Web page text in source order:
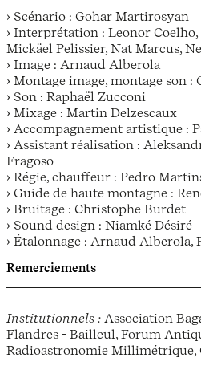
› Scénario : Gohar Martirosyan
› Interprétation : Leonor
Mickäel Pelissier, Nat Marcus,
› Image : Arnaud Alberola
› Montage image, montage son :
› Son : Raphaël Zucconi
› Mixage : Martin Delzescaux
› Accompagnement artistique :
› Assistant réalisation :
Fragoso
› Régie, chauffeur : Pedro
› Guide de haute montagne :
› Bruitage : Christophe Burdet
› Sound design : Niamké Désiré
› Étalonnage : Arnaud Alberola,
Remerciements
Institutionnels : Association
Flandres - Bailleul, Forum
Radioastronomie Millimétrique,